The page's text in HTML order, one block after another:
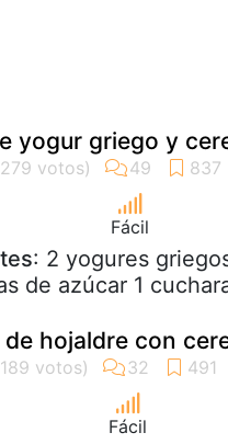
yogur griego y
Fácil
: 2 yogures
de azúcar 1
de hojaldre con
Fácil